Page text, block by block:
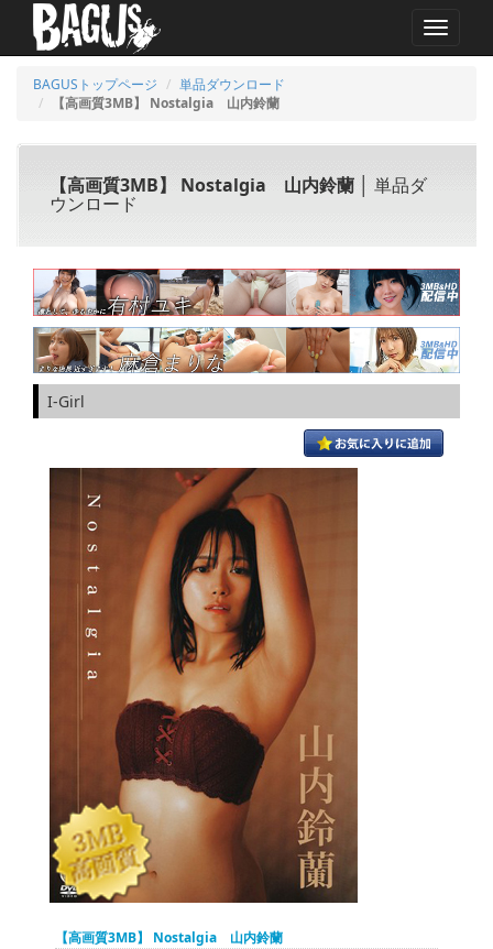
MENU
BAGUSトップページ
単品ダウンロード
【高画質3MB】 Nostalgia 山内鈴蘭
【高画質3MB】 Nostalgia 山内鈴蘭 │ 単品ダ
ウンロード
I-Girl
【高画質3MB】 Nostalgia 山内鈴蘭